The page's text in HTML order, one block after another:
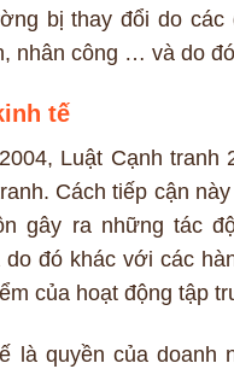
bị thay đổi do
nhân công … và do
tế
Luật Cạnh
Cách tiếp cận
gây ra những tác
đó khác với các
của hoạt động tập
là quyền của doanh